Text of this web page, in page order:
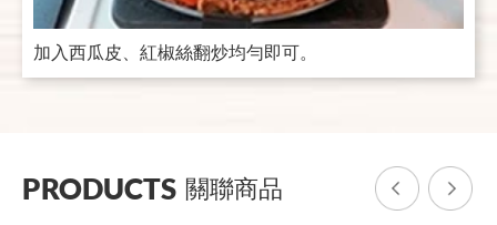
加入西瓜皮、紅椒絲翻炒均勻即可。
PRODUCTS 關聯商品